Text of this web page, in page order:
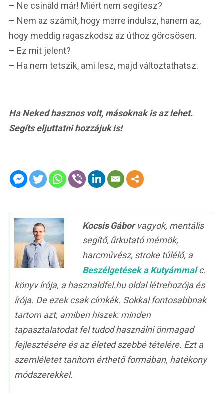
– Ne csináld már! Miért nem segítesz?
– Nem az számít, hogy merre indulsz, hanem az,
hogy meddig ragaszkodsz az úthoz görcsösen.
– Ez mit jelent?
– Ha nem tetszik, ami lesz, majd változtathatsz.
Ha Neked hasznos volt, másoknak is az lehet.
Segíts eljuttatni hozzájuk is!
Kocsis Gáborvagyok, mentális
segítő, űrkutató mérnök,
harcművész, stroke túlélő, a
Beszélgetések a Kutyámmalc.
könyv írója, a hasznaldfel.hu oldal létrehozója és
írója. De ezek csak címkék. Sokkal fontosabbnak
tartom azt, amiben hiszek: minden
tapasztalatodat fel tudod használni önmagad
fejlesztésére és az életed szebbé tételére. Ezt a
szemléletet tanítom érthető formában, hatékony
módszerekkel.